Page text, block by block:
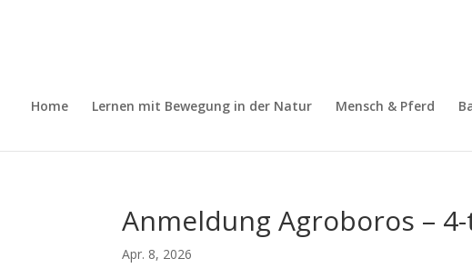
Home Lernen mit Bewegung in der Natur Mensch & Pferd
Anmeldung Agroboros –
Apr. 8, 2026